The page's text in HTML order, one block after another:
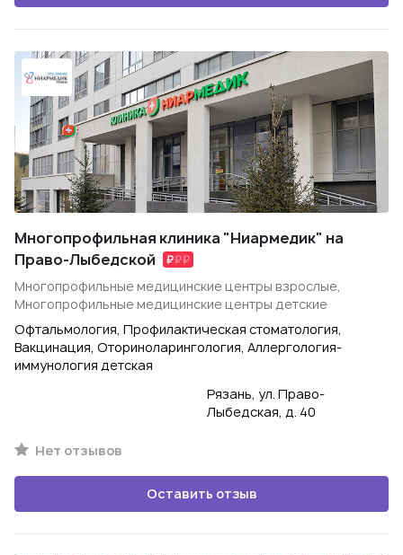
Многопрофильная клиника "Ниармедик" на
Право-Лыбедской
Многопрофильные медицинские центры взрослые,
Многопрофильные медицинские центры детские
Офтальмология, Профилактическая стоматология,
Вакцинация, Оториноларингология, Аллергология-
иммунология детская
Рязань, ул. Право-
Лыбедская, д. 40
Нет отзывов
Оставить отзыв